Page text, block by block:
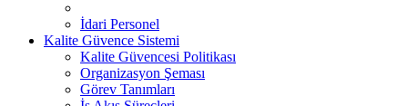
İdari Personel
Kalite Güvence Sistemi
Kalite Güvencesi Politikası
Organizasyon Şeması
Görev Tanımları